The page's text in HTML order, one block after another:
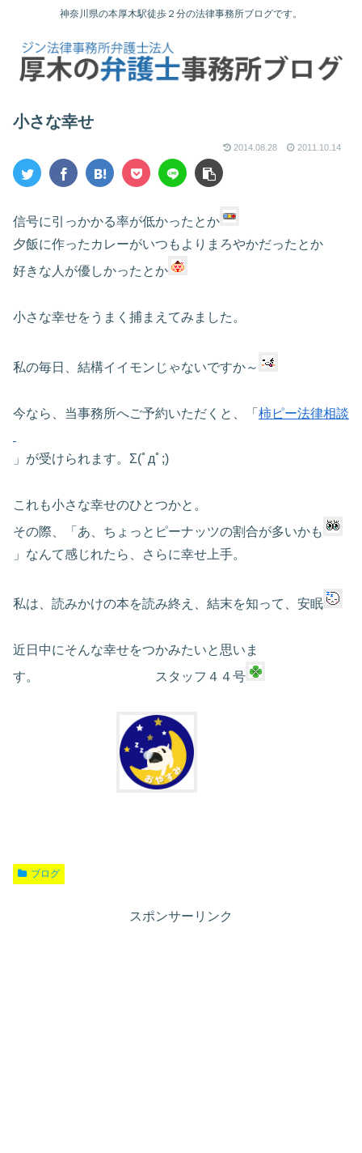
神奈川県の本厚木駅徒歩２分の法律事務所ブログです。
小さな幸せ
2014.08.28 2011.10.14
信号に引っかかる率が低かったとか
夕飯に作ったカレーがいつもよりまろやかだったとか
好きな人が優しかったとか
小さな幸せをうまく捕まえてみました。
私の毎日、結構イイモンじゃないですか～
今なら、当事務所へご予約いただくと、「 柿ピー法律相談
」が受けられます。Σ(ﾟдﾟ;)
これも小さな幸せのひとつかと。
その際、「あ、ちょっとピーナッツの割合が多いかも
」なんて感じれたら、さらに幸せ上手。
私は、読みかけの本を読み終え、結末を知って、安眠
近日中にそんな幸せをつかみたいと思いま
す。 スタッフ４４号
ブログ
スポンサーリンク